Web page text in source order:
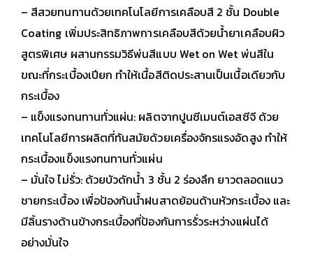
– สีสวยทนทานด้วยเทคโนโลยีการเคลือบสี 2 ชั้น Double
Coating เพิ่มประสิทธิภาพการเคลือบสีด้วยน้ำยาเคลือบผิว
สูตรพิเศษ ผสานกรรมวิธีพ่นสีแบบ Wet on Wet พ่นสีใน
ขณะที่กระเบื้องเปียก ทำให้เนื้อสีติดประสานเป็นเนื้อเดียวกับ
กระเบื้อง
– แข็งแรงทนทานทั่วแผ่น: ผลิตจากปูนซีเมนต์เอสซีจี ด้วย
เทคโนโลยีการผลิตที่ทันสมัยด้วยเครื่องจักรแรงอัดสูง ทำให้
กระเบื้องแข็งแรงทนทานทั่วแผ่น
– มั่นใจ ไม่รั่ว: ด้วยบัวดักน้ำ 3 ชั้น 2 ร่องลึก ยาวตลอดแนว
ชายกระเบื้อง เพื่อป้องกันน้ำฝนสาดย้อนด้านหัวกระเบื้อง และ
มีลิ้นรางด้านข้างกระเบื้องที่ป้องกันการรั่วระหว่างแผ่นได้
อย่างมั่นใจ